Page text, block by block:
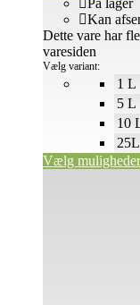
På lager
Kan
Vælg variant:
Vælg muligheder
Dette vare har
varesiden
1 L
5 L
10
25L